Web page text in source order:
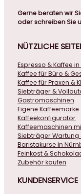
Gerne beraten wir
oder schreiben Sie
NÜTZLICHE
Espresso & Kaffee
Kaffee für Büro &
Kaffee für Praxen &
Siebträger &
Gastromaschinen
Eigene Kaffeemarke
Kaffeekonfigurator
Kaffeemaschinen
Siebträger Wartung
Baristakurse in
Feinkost &
Zubehör kaufen
KUNDENSERVICE